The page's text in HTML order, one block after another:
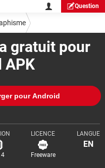
Question
gratuit pour
APK
pour Android
LICENCE
Freeware
LANGUE
EN